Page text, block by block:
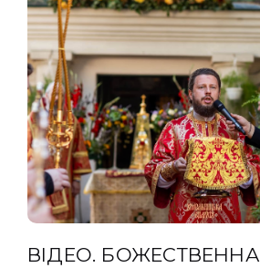
ВІДЕО. БОЖЕСТВЕННА